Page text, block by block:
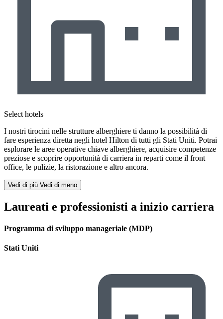
Select hotels
I nostri tirocini nelle strutture alberghiere ti danno la possibilità di
fare esperienza diretta negli hotel Hilton di tutti gli Stati Uniti. Potrai
esplorare le aree operative chiave alberghiere, acquisire competenze
preziose e scoprire opportunità di carriera in reparti come il front
office, le pulizie, la ristorazione e altro ancora.
Vedi di più Vedi di meno
Laureati e professionisti a inizio carriera
Programma di sviluppo manageriale (MDP)
Stati Uniti